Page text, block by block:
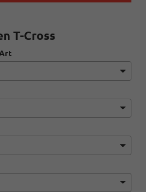
T-Cross